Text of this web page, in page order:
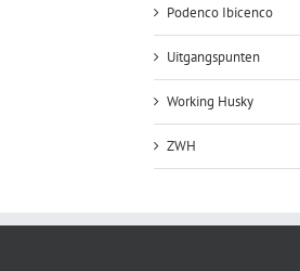
Podenco Ibicenco
Uitgangspunten
Working Husky
ZWH